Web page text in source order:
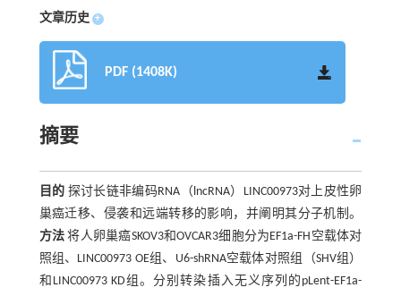
文章历史 +
PDF (1408K)
摘要
目的 探讨长链非编码RNA（lncRNA）LINC00973对上皮性卵
巢癌迁移、侵袭和远端转移的影响，并阐明其分子机制。
方法 将人卵巢癌SKOV3和OVCAR3细胞分为EF1a-FH空载体对
照组、LINC00973 OE组、U6-shRNA空载体对照组（SHV组）
和LINC00973 KD组。分别转染插入无义序列的pLent-EF1a-